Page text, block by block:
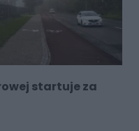
startuje za